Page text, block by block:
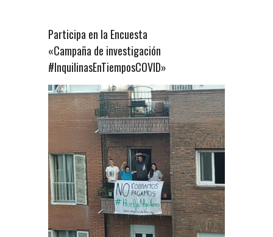
Participa en la Encuesta
«Campaña de investigación
#InquilinasEnTiemposCOVID»